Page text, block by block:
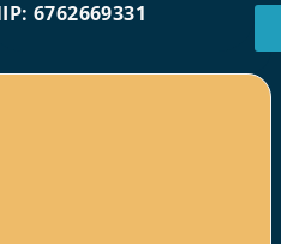
6762669331